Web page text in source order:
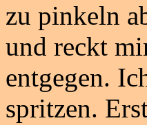
zu pinkeln
und reckt
entgegen.
spritzen.